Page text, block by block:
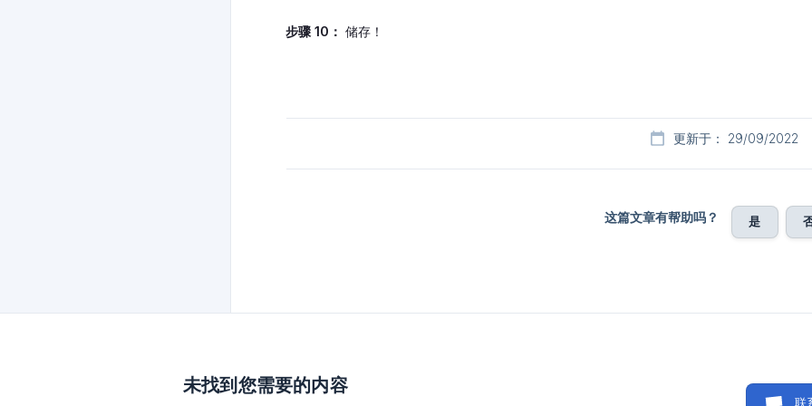
步骤 10： 储存！
更新于： 29/09/2022
这篇文章有帮助吗？ 是
未找到您需要的内容
联